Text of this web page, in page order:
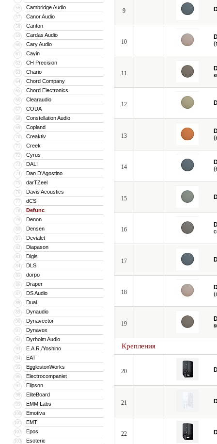
56 Cambridge Audio
57 Canor Audio
58 Canton
59 Cardas Audio
60 Cary Audio
61 Cayin
62 CH Precision
63 Chario
64 Chord Company
65 Chord Electronics
66 Clearaudio
67 CODA
68 Constellation Audio
69 Copland
70 Creaktiv
71 Creek
72 Cyrus
73 DALI
74 Dan D’Agostino
75 darTZeel
76 Davis Acoustics
77 dCS
78 Defunc
79 Denon
80 Densen
81 Devialet
82 Diapason
83 Digis
84 DLS
85 dorpo
86 Draper
87 DS Audio
88 Dual
89 Dynaudio
90 Dynavector
91 Dynavox
92 Dyrholm Audio
93 E.A.R./Yoshino
94 EAT
95 EgglestonWorks
96 Electrocompaniet
97 Elipson
98 EliteBoard
99 EMM Labs
100 Emotiva
101 EMT
102 Epos
103 Esoteric
9
10
11
12
13
14
15
16
17
18
19
Крепления
20
21
22